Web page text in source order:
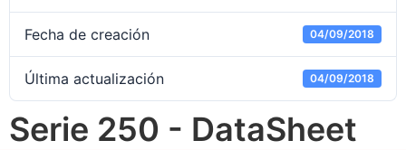
Fecha de creación 04/09/2018
Última actualización 04/09/2018
Serie 250 - DataSheet